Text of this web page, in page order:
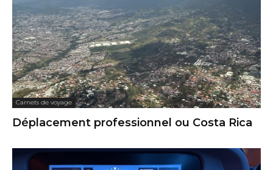
Carnets de voyage
Déplacement professionnel ou Costa Rica